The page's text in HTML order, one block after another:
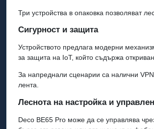
Три устройства в опаковка позволяват
Сигурност и защита
Устройството предлага модерни
за защита на IoT, който съдържа
За напреднали сценарии са налични
лента.
Леснота на настройка и
Deco BE65 Pro може да се управлява